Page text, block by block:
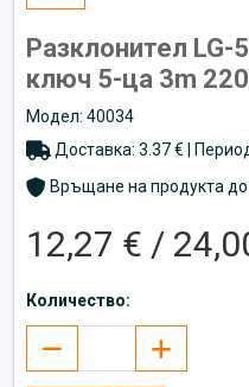
Разклонител LG-
ключ 5-ца 3m
Модел: 40034
Доставка: 3.37 € |
Връщане на продукта
12,27 € /
Количество: